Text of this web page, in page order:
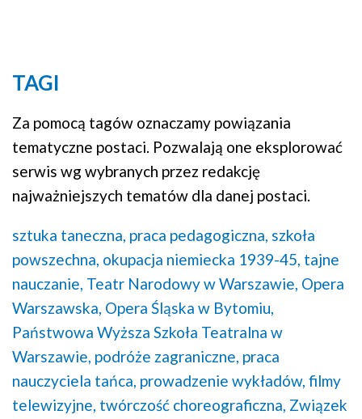
TAGI
Za pomocą tagów oznaczamy powiązania
tematyczne postaci. Pozwalają one eksplorować
serwis wg wybranych przez redakcję
najważniejszych tematów dla danej postaci.
sztuka taneczna, praca pedagogiczna, szkoła
powszechna, okupacja niemiecka 1939-45, tajne
nauczanie, Teatr Narodowy w Warszawie, Opera
Warszawska, Opera Śląska w Bytomiu,
Państwowa Wyższa Szkoła Teatralna w
Warszawie, podróże zagraniczne, praca
nauczyciela tańca, prowadzenie wykładów, filmy
telewizyjne, twórczość choreograficzna, Związek